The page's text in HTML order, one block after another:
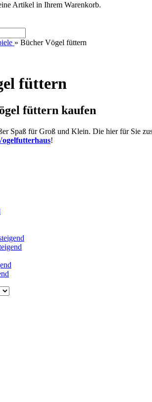
Artikel in Ihrem Warenkorb.
» Bücher Vögel füttern
füttern
füttern kaufen
Spaß für Groß und Klein. Die hier für Sie
!